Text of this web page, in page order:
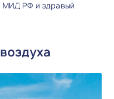
МИД РФ и здравый